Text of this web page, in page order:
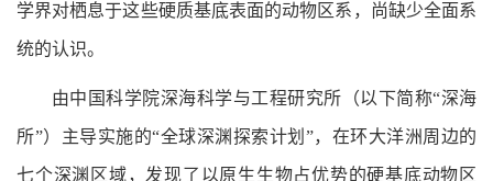
学界对栖息于这些硬质基底表面的动物区系，尚缺少全面系
统的认识。
由中国科学院深海科学与工程研究所（以下简称“深海
所”）主导实施的“全球深渊探索计划”，在环大洋洲周边的
七个深渊区域，发现了以原生生物占优势的硬基底动物区